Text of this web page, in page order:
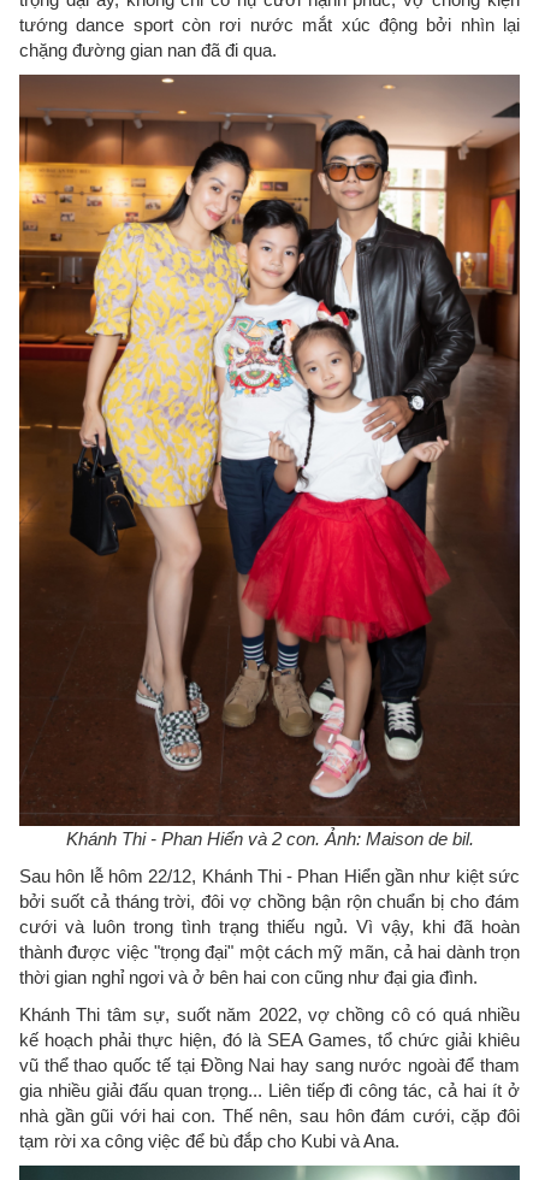
tướng dance sport còn rơi nước mắt xúc động bởi nhìn lại
chặng đường gian nan đã đi qua.
Khánh Thi - Phan Hiển và 2 con. Ảnh: Maison de bil.
Sau hôn lễ hôm 22/12, Khánh Thi - Phan Hiển gần như kiệt sức
bởi suốt cả tháng trời, đôi vợ chồng bận rộn chuẩn bị cho đám
cưới và luôn trong tình trạng thiếu ngủ. Vì vậy, khi đã hoàn
thành được việc "trọng đại" một cách mỹ mãn, cả hai dành trọn
thời gian nghỉ ngơi và ở bên hai con cũng như đại gia đình.
Khánh Thi tâm sự, suốt năm 2022, vợ chồng cô có quá nhiều
kế hoạch phải thực hiện, đó là SEA Games, tổ chức giải khiêu
vũ thể thao quốc tế tại Đồng Nai hay sang nước ngoài để tham
gia nhiều giải đấu quan trọng... Liên tiếp đi công tác, cả hai ít ở
nhà gần gũi với hai con. Thế nên, sau hôn đám cưới, cặp đôi
tạm rời xa công việc để bù đắp cho Kubi và Ana.